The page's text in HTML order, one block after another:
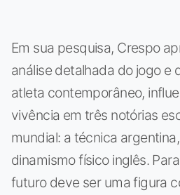
Em sua pesquisa, Crespo
análise detalhada do jogo e
atleta contemporâneo,
vivência em três notórias
mundial: a técnica
dinamismo físico inglês.
futuro deve ser uma figura